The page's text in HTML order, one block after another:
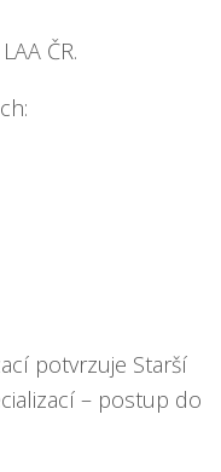
ČR.
potvrzuje Starší
– postup do